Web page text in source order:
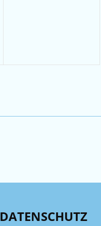
DATENSCHUTZ